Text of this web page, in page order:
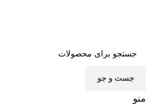
جست و جو
منو